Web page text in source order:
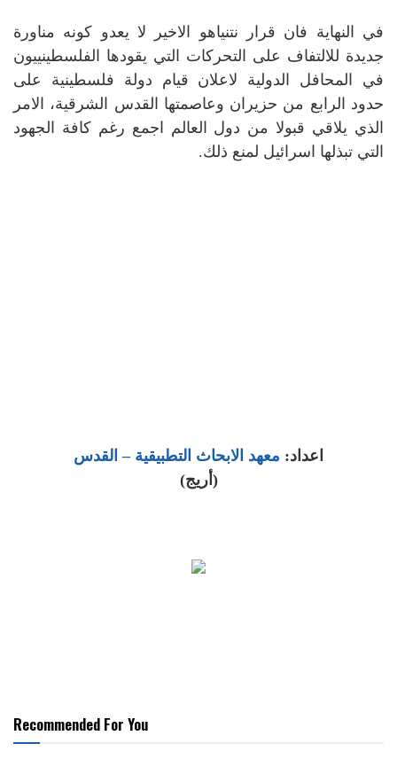
في النهاية فان قرار نتنياهو الاخير لا يعدو كونه مناورة
جديدة للالتفاف على التحركات التي يقودها الفلسطينييون
في المحافل الدولية لاعلان قيام دولة فلسطينية على
حدود الرابع من حزيران وعاصمتها القدس الشرقية، الامر
الذي يلاقي قبولا من دول العالم اجمع رغم كافة الجهود
التي تبذلها اسرائيل لمنع ذلك.
اعداد: معهد الابحاث التطبيقية – القدس
(أريج)
Recommended For You